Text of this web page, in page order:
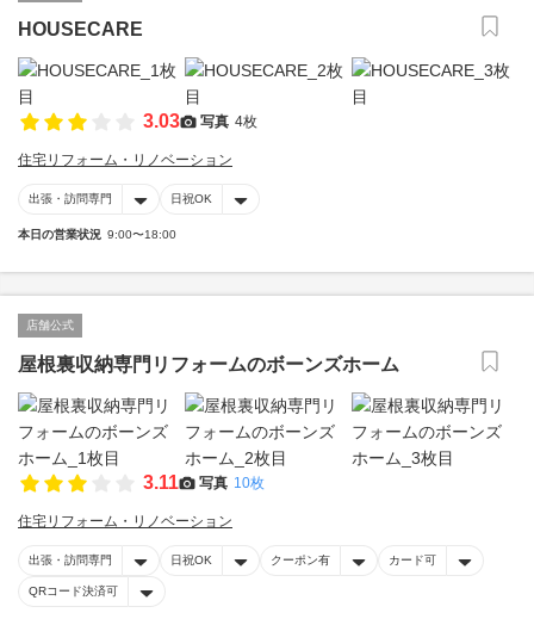
HOUSECARE
3.03 写真 4枚
住宅リフォーム・リノベーション
出張・訪問専門 日祝OK
本日の営業状況 9:00〜18:00
店舗公式
屋根裏収納専門リフォームのボーンズホーム
3.11 写真 10枚
住宅リフォーム・リノベーション
出張・訪問専門 日祝OK クーポン有 カード可
QRコード決済可